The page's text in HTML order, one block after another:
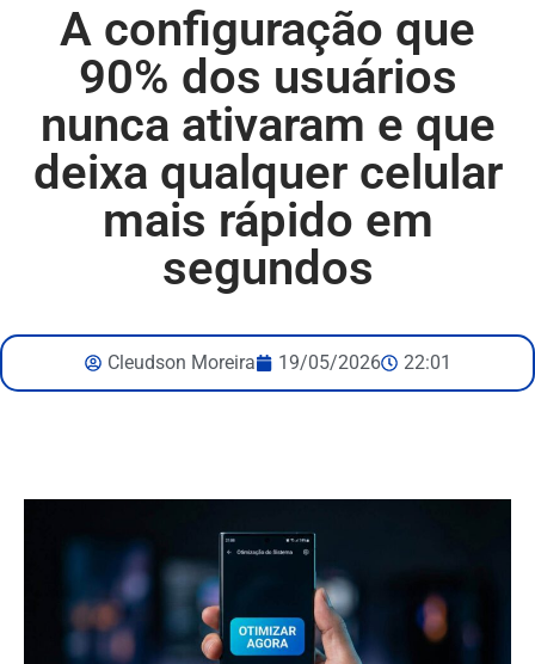
A configuração que
90% dos usuários
nunca ativaram e que
deixa qualquer celular
mais rápido em
segundos
Cleudson Moreira 19/05/2026 22:01